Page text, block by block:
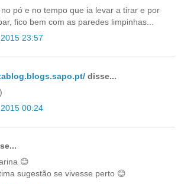
pó e no tempo que ia levar a tirar e por
fico bem com as paredes limpinhas...
23:57
disse...
00:24
😊
sugestão se vivesse perto 😊